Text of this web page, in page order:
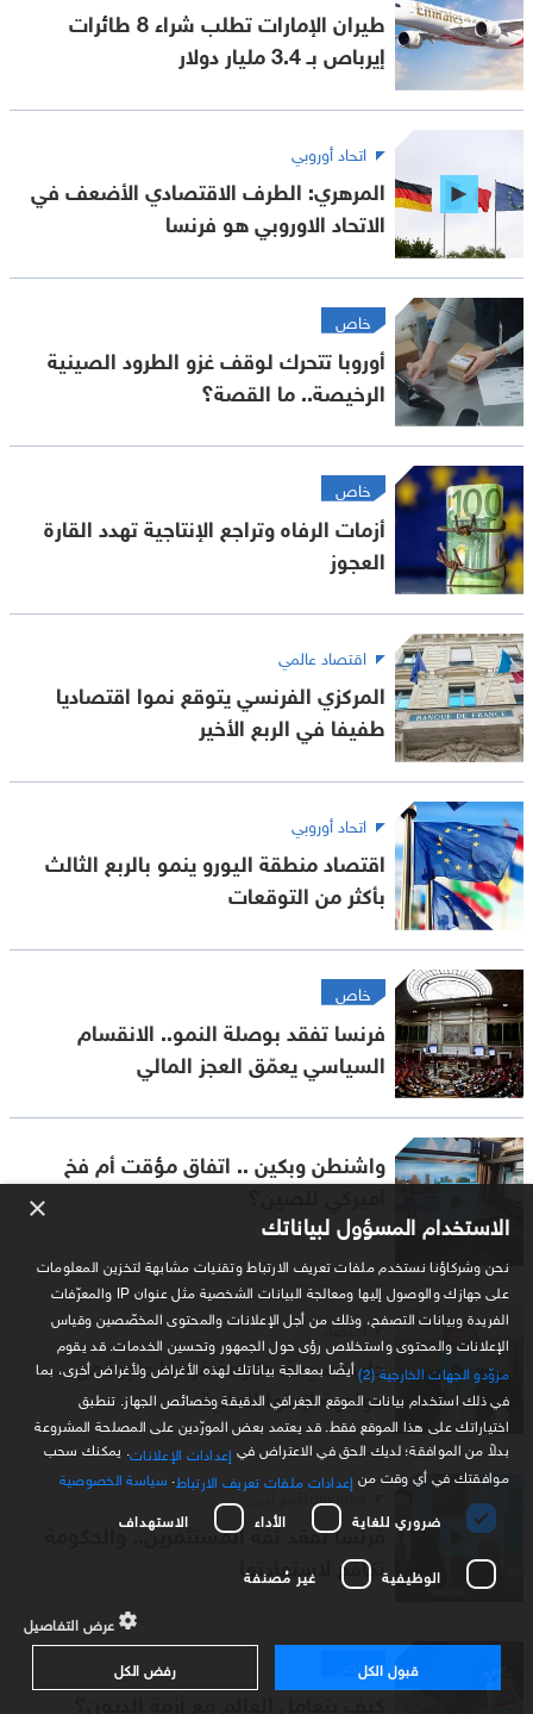
طيران الإمارات تطلب شراء 8 طائرات
إيرباص بـ 3.4 مليار دولار
اتحاد أوروبي
المرهري: الطرف الاقتصادي الأضعف في
الاتحاد الاوروبي هو فرنسا
خاص
أوروبا تتحرك لوقف غزو الطرود الصينية
الرخيصة.. ما القصة؟
خاص
أزمات الرفاه وتراجع الإنتاجية تهدد القارة
العجوز
اقتصاد عالمي
المركزي الفرنسي يتوقع نموا اقتصاديا
طفيفا في الربع الأخير
اتحاد أوروبي
اقتصاد منطقة اليورو ينمو بالربع الثالث
بأكثر من التوقعات
خاص
فرنسا تفقد بوصلة النمو.. الانقسام
السياسي يعمّق العجز المالي
واشنطن وبكين .. اتفاق مؤقت أم فخ
أميركي للصين؟
اقتصاد
جان مسيحة: حكومة فرنسا عاجزة عن
مواجهة أزمتها المالية
Businessمع لبنى
فرنسا تفقد ثقة المستثمرين.. والحكومة
تكافح لاستعادتها
خاص
كيف يتعامل العالم مع أزمة الديون؟
× الاستخدام المسؤول لبياناتك
نحن وشركاؤنا نستخدم ملفات تعريف الارتباط وتقنيات مشابهة لتخزين المعلومات
على جهازك والوصول إليها ومعالجة البيانات الشخصية مثل عنوان IP والمعرّفات
الفريدة وبيانات التصفح، وذلك من أجل الإعلانات والمحتوى المخصّصين وقياس
الإعلانات والمحتوى واستخلاص رؤى حول الجمهور وتحسين الخدمات. قد يقوم
مزوّدو الجهات الخارجية (2)
أيضًا بمعالجة بياناتك لهذه الأغراض ولأغراض أخرى، بما
في ذلك استخدام بيانات الموقع الجغرافي الدقيقة وخصائص الجهاز. تنطبق
اختياراتك على هذا الموقع فقط. قد يعتمد بعض المورّدين على المصلحة المشروعة
بدلاً من الموافقة؛ لديك الحق في الاعتراض في إعدادات الإعلانات . يمكنك سحب
موافقتك في أي وقت من إعدادات ملفات تعريف الارتباط سياسة الخصوصية
ضروري للغاية
الأداء الاستهداف
الوظيفية غير مُصنفة
عرض التفاصيل
قبول الكل
رفض الكل